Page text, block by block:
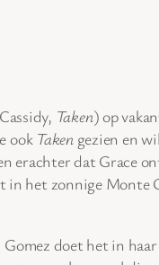
Taken) op
ook Takengezien en
erachter dat Grace
in het zonnige Monte
doet het in